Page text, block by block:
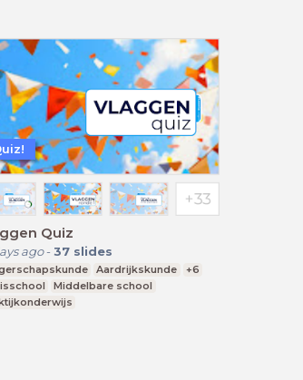
Quiz
ago- 37 slides
Aardrijkskunde
+6
Middelbare school